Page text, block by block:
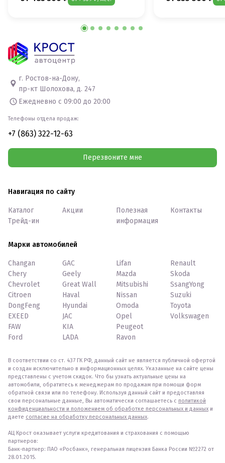
г. Ростов-на-Дону,
пр-кт Шолохова, д. 247
Ежедневно с 09:00 до 20:00
Телефоны отдела продаж:
+7 (863) 322-12-63
Перезвоните мне
Навигация по сайту
Каталог
Трейд-ин
Акции
Полезная
информация
Контакты
Марки автомобилей
Changan
Chery
Chevrolet
Citroen
DongFeng
EXEED
FAW
Ford
GAC
Geely
Great Wall
Haval
Hyundai
JAC
KIA
LADA
Lifan
Mazda
Mitsubishi
Nissan
Omoda
Opel
Peugeot
Ravon
Renault
Skoda
SsangYong
Suzuki
Toyota
Volkswagen
В соответствии со ст. 437 ГК РФ, данный сайт не является публичной офертой
и создан исключительно в информационных целях. Указанные на сайте цены
представлены с учетом скидок. Что бы узнать актуальные цены на
автомобили, обратитесь к менеджерам по продажам при помощи форм
обратной связи или по телефону. Используя данный сайт и предоставляя
свои персональные данные, Вы автоматически соглашаетесь с политикой
конфиденциальности и положением об обработке персональных и данных и
даете согласие на обработку персональных данных.
АЦ Крост оказывает услуги кредитования и страхования с помощью
партнеров:
Банк-партнер: ПАО «Росбанк», генеральная лицензия Банка России №2272 от
28.01.2015.